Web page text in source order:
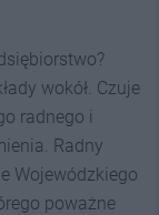
wokół. Czuje
radnego i
Radny
Wojewódzkiego
poważne